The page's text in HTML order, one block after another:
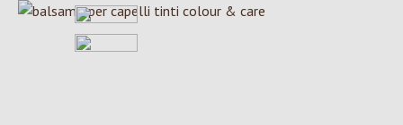
Salta la galleria di immagini